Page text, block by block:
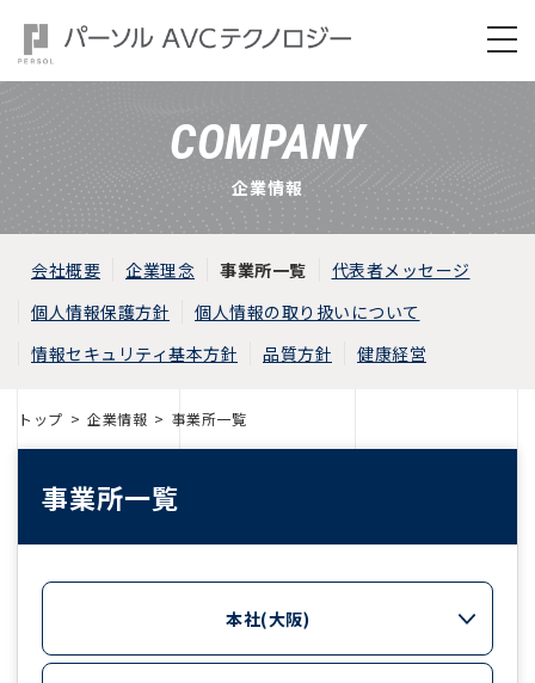
COMPANY
企業情報
会社概要 企業理念 事業所一覧
代表者メッセージ
個人情報保護方針
個人情報の取り扱いについて
情報セキュリティ基本方針
品質方針 健康経営
トップ 企業情報 事業所一覧
事業所一覧
本社(大阪)